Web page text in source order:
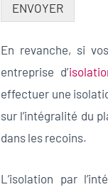
ENVOYER
En revanche, si
entreprise d’
effectuer une
sur l’intégralité du
dans les recoins.
L’isolation par